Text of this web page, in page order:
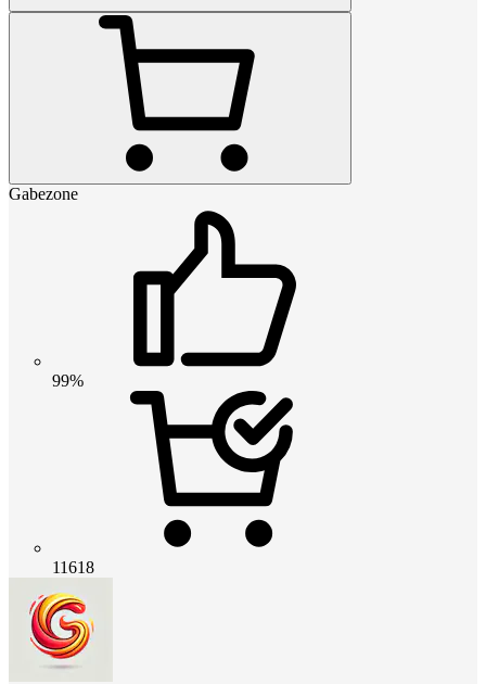
Gabezone
99%
11618